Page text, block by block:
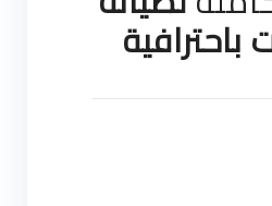
باحترافية